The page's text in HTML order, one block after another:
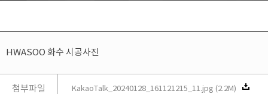
HWASOO 화수 시공사진
첨부파일 KakaoTalk_20240128_161121215_11.jpg (2.2M)